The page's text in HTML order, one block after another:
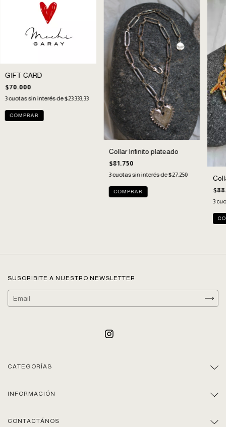
GIFT CARD
$70.000
3cuotas sin interés de$23.333,33
Collar Infinito plateado
$81.750
3cuotas sin interés de$27.250
3
SUSCRIBITE A NUESTRO NEWSLETTER
CATEGORÍAS
INFORMACIÓN
CONTACTÁNOS